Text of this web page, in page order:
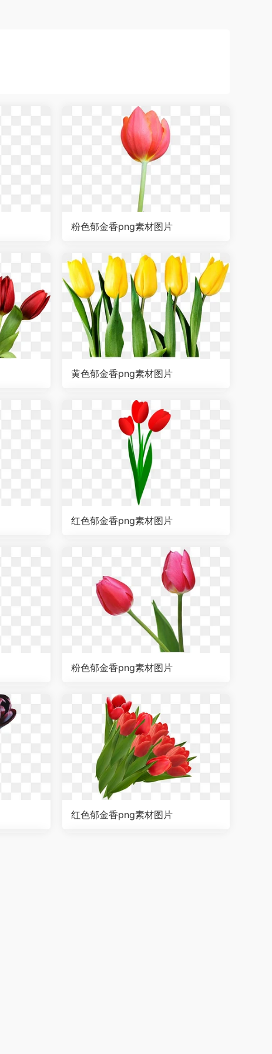
粉色郁金香png素材图片
黄色郁金香png素材图片
红色郁金香png素材图片
粉色郁金香png素材图片
红色郁金香png素材图片